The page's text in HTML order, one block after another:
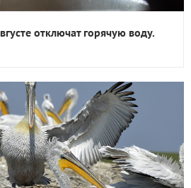
отключат горячую воду.